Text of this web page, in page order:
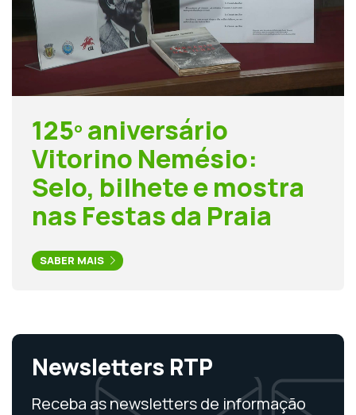
125º aniversário
Vitorino Nemésio:
Selo, bilhete e mostra
nas Festas da Praia
SABER MAIS
Newsletters RTP
Receba as newsletters de informação